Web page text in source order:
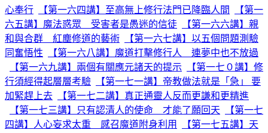
心奉行
【第一六四講】至高無上修行法門已降臨人間
【第一
六五講】魔法惑眾 受害者是愚迷的信徒
【第一六六講】親
和與合群 紅塵修道的藝術
【第一六七講】以五個問題測驗
同奮悟性
【第一六八講】魔道打擊修行人 連夢中也不放過
【第一六九講】兩個有關應元諸天的提示
【第一七０講】修
行須經得起層層考驗
【第一七一講】帝教做法就是「急」 要
加緊趕上去
【第一七二講】真正通靈人反而更謙和更精進
【第一七三講】只有認清人的使命 才能了願回天
【第一七
四講】人心妄求太重 感召魔道附身利用
【第一七五講】天